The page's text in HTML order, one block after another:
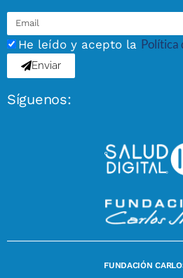
He leído y acepto la Política
Enviar
Síguenos:
FUNDACIÓN